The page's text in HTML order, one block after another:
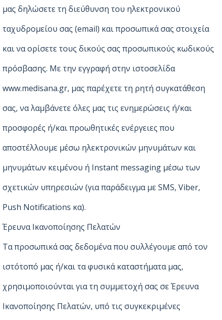
μας δηλώσετε τη διεύθυνση του ηλεκτρονικού
ταχυδρομείου σας (email) και προσωπικά σας στοιχεία
και να ορίσετε τους δικούς σας προσωπικούς κωδικούς
πρόσβασης. Με την εγγραφή στην ιστοσελίδα
www.medisana.gr, μας παρέχετε τη ρητή συγκατάθεση
σας, να λαμβάνετε όλες μας τις ενημερώσεις ή/και
προσφορές ή/και προωθητικές ενέργειες που
αποστέλλουμε μέσω ηλεκτρονικών μηνυμάτων και
μηνυμάτων κειμένου ή Instant messaging μέσω των
σχετικών υπηρεσιών (για παράδειγμα με SMS, Viber,
Push Notifications κα).
Έρευνα Ικανοποίησης Πελατών
Τα προσωπικά σας δεδομένα που συλλέγουμε από τον
ιστότοπό μας ή/και τα φυσικά καταστήματα μας,
χρησιμοποιούνται για τη συμμετοχή σας σε Έρευνα
Ικανοποίησης Πελατών, υπό τις συγκεκριμένες